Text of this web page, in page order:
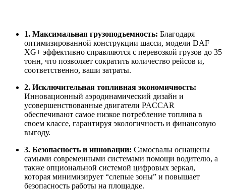
1. Максимальная грузоподъемность: Благодаря
оптимизированной конструкции шасси, модели DAF
XG+ эффективно справляются с перевозкой грузов до 35
тонн, что позволяет сократить количество рейсов и,
соответственно, ваши затраты.
2. Исключительная топливная экономичность:
Инновационный аэродинамический дизайн и
усовершенствованные двигатели PACCAR
обеспечивают самое низкое потребление топлива в
своем классе, гарантируя экологичность и финансовую
выгоду.
3. Безопасность и инновации: Самосвалы оснащены
самыми современными системами помощи водителю, а
также опциональной системой цифровых зеркал,
которая минимизирует “слепые зоны” и повышает
безопасность работы на площадке.